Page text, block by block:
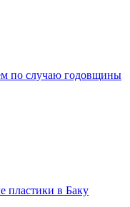
по случаю годовщины
пластики в Баку